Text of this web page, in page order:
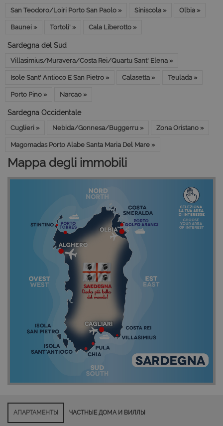
San Teodoro/Loiri Porto San Paolo » Siniscola » Olbia »
Baunei » Tortoli' » Cala Liberotto »
Sardegna del Sud
Villasimius/Muravera/Costa Rei/Quartu Sant' Elena »
Isole Sant' Antioco E San Pietro » Calasetta » Teulada »
Porto Pino » Narcao »
Sardegna Occidentale
Cuglieri » Nebida/Gonnesa/Buggerru » Zona Oristano »
Magomadas Porto Alabe Santa Maria Del Mare »
Mappa degli immobili
АПАРТАМЕНТЫ ЧАСТНЫЕ ДОМА И ВИЛЛЫ